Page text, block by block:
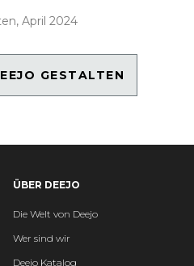
April 2024
GESTALTEN
ÜBER DEEJO
Die Welt von Deejo
Wer sind wir
Deejo Katalog